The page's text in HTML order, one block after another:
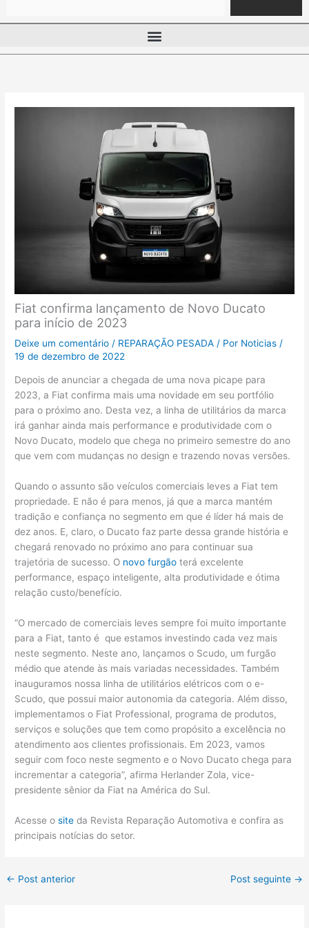
Fiat confirma lançamento de Novo Ducato
para início de 2023
Deixe um comentário / REPARAÇÃO PESADA / Por Noticias /
19 de dezembro de 2022
Depois de anunciar a chegada de uma nova picape para
2023, a Fiat confirma mais uma novidade em seu portfólio
para o próximo ano. Desta vez, a linha de utilitários da marca
irá ganhar ainda mais performance e produtividade com o
Novo Ducato, modelo que chega no primeiro semestre do ano
que vem com mudanças no design e trazendo novas versões.
Quando o assunto são veículos comerciais leves a Fiat tem
propriedade. E não é para menos, já que a marca mantém
tradição e confiança no segmento em que é líder há mais de
dez anos. E, claro, o Ducato faz parte dessa grande história e
chegará renovado no próximo ano para continuar sua
trajetória de sucesso. O novo furgão terá excelente
performance, espaço inteligente, alta produtividade e ótima
relação custo/benefício.
“O mercado de comerciais leves sempre foi muito importante
para a Fiat, tanto é que estamos investindo cada vez mais
neste segmento. Neste ano, lançamos o Scudo, um furgão
médio que atende às mais variadas necessidades. Também
inauguramos nossa linha de utilitários elétricos com o e-
Scudo, que possui maior autonomia da categoria. Além disso,
implementamos o Fiat Professional, programa de produtos,
serviços e soluções que tem como propósito a excelência no
atendimento aos clientes profissionais. Em 2023, vamos
seguir com foco neste segmento e o Novo Ducato chega para
incrementar a categoria”, afirma Herlander Zola, vice-
presidente sênior da Fiat na América do Sul.
Acesse osite da Revista Reparação Automotiva e confira as
principais notícias do setor.
← Post anterior Post seguinte →